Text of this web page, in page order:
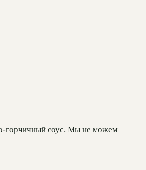
горчичный соус. Мы не можем